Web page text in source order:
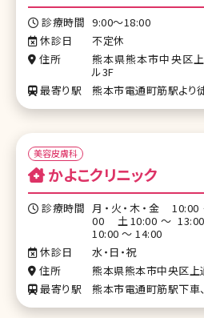
診療時間 9:00〜18:00
休診日
不定休
住所
熊本県熊本市中央区
ル3F
最寄り駅
熊本市電通町筋駅より
美容皮膚科
かよこクリニック
診療時間 月・火・木・金
00 土10:00 ～
10:00 ～ 14:00
休診日
水・日・祝
住所
熊本県熊本市中央区上
最寄り駅
熊本市電通町筋駅下車